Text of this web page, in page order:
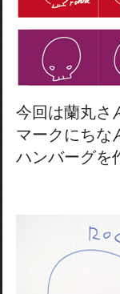
今回は蘭丸さ
マークにちな
ハンバーグを